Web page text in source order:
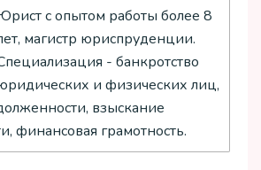
с опытом работы более 8
магистр юриспруденции.
- банкротство
и физических лиц,
взыскание
финансовая грамотность.